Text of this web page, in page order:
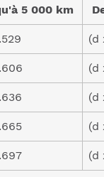
5 000 km
(d
(d
(d
(d
(d